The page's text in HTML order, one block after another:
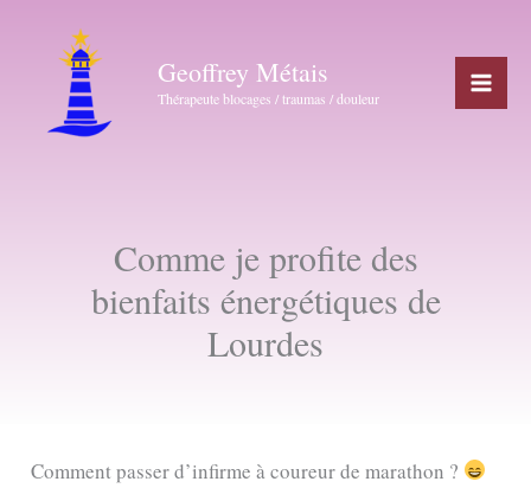
Geoffrey Métais
Thérapeute blocages / traumas / douleur
Comme je profite des
bienfaits énergétiques de
Lourdes
Comment passer d’infirme à coureur de marathon ?